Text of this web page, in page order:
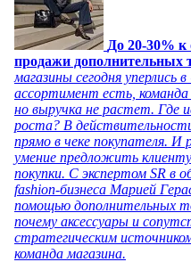
До 20-30% к
продажи дополнительных
магазины сегодня уперлись
ассортимент есть,
но выручка не растет. Где
роста? В
прямо в чеке покупателя. И
умение предложить
покупки. С экспертом SR в
fashion-бизнеса Марией
помощью дополнительных
почему аксессуары и
стратегическим
команда магазина.